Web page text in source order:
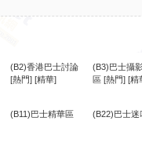
(B2)香港巴士討論
[熱門] [精華]
(B3)巴士攝
區 [熱門] [精
(B11)巴士精華區 (B22)巴士迷